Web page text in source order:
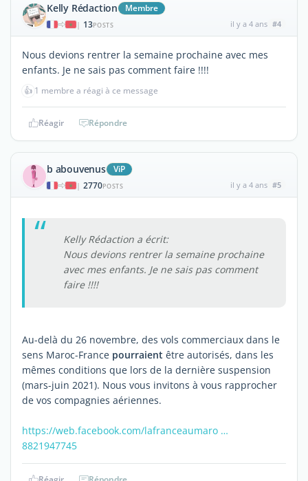
Kelly Rédaction Membre
| 13POSTS il y a 4 ans #4
Nous devions rentrer la semaine prochaine avec mes
enfants. Je ne sais pas comment faire !!!!
👍 1 membre a réagi à ce message
Réagir Répondre
b abouvenus ViP
| 2770POSTS il y a 4 ans #5
Kelly Rédaction a écrit:
Nous devions rentrer la semaine prochaine
avec mes enfants. Je ne sais pas comment
faire !!!!
Au-delà du 26 novembre, des vols commerciaux dans le
sens Maroc-France pourraient être autorisés, dans les
mêmes conditions que lors de la dernière suspension
(mars-juin 2021). Nous vous invitons à vous rapprocher
de vos compagnies aériennes.
https://web.facebook.com/lafranceaumaro …
8821947745